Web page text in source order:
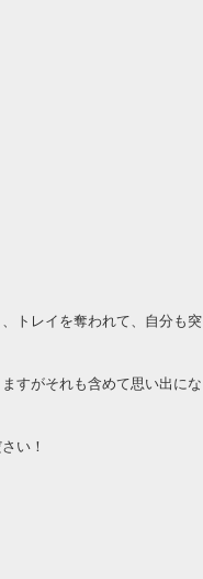
トレイを奪われて、自分も突
すがそれも含めて思い出にな
い！